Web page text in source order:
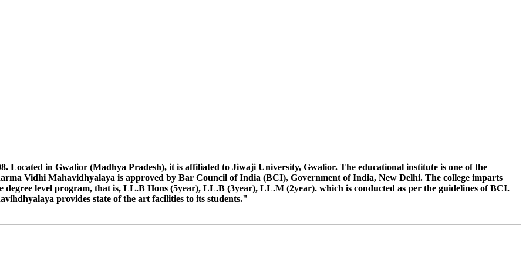
Ex ATKT Students Exam Dec. 2024
को जीवाजी विश्वविद्यालय के निर्देश अनुसार अवगत कराया जाता है कि जिन छात्रों द्वारा अपनी अंतिम वर्ष की परीक्षा जीवाजी विश्वविद्यालय से भिन्न किसी
उस विश्वविद्यालय निकलवा कर दिनाक 21/10/24 को कार्यालय में प्रस्तुत करना है जिससे उनके नामांकन संबंधी कार्यवाही की जा सके विलंब के लिए
कार्यालय में जमा करना है छात्रों के नाम निम्न अनुसार है- विकास दुबे, हरलीन कौर, जूनिया सक्सेना, हिमांशु शर्मा, आदित्य सिंह, वेद प्रकाश, रिया राय, हेमंत,
Students Exam June 2024
करने के सम्बन्ध में।
Located in Gwalior (Madhya Pradesh), it is affiliated to Jiwaji University, Gwalior. The educational institute is one of the
Vidhi Mahavidhyalaya is approved by Bar Council of India (BCI), Government of India, New Delhi. The college imparts
level program, that is, LL.B Hons (5year), LL.B (3year), LL.M (2year). which is conducted as per the guidelines of BCI.
provides state of the art facilities to its students."